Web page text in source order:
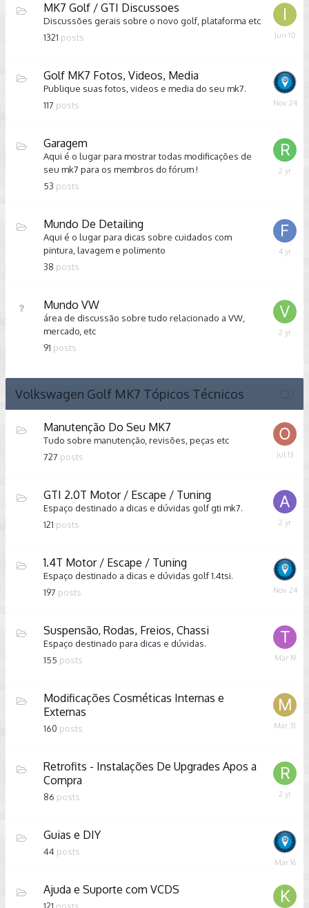
MK7 Golf / GTI Discussoes
Discussões gerais sobre o novo golf, plataforma etc
1321 posts
June
Golf MK7 Fotos, Videos, Media
Publique suas fotos, videos e media do seu mk7.
117 posts
Garagem
Aqui é o lugar para mostrar todas modificações de
seu mk7 para os membros do fórum !
53 posts
Mundo De Detailing
Aqui é o lugar para dicas sobre cuidados com
pintura, lavagem e polimento
38 posts
June
Mundo VW
área de discussão sobre tudo relacionado a VW,
mercado, etc
91 posts
Volkswagen Golf MK7 Tópicos Técnicos
Manutenção Do Seu MK7
Tudo sobre manutenção, revisões, peças etc
727 posts
July
GTI 2.0T Motor / Escape / Tuning
Espaço destinado a dicas e dúvidas golf gti mk7.
121 posts
February
1.4T Motor / Escape / Tuning
Espaço destinado a dicas e dúvidas golf 1.4tsi.
197 posts
Suspensão, Rodas, Freios, Chassi
Espaço destinado para dicas e dúvidas.
155 posts
March
Modificações Cosméticas Internas e
Externas
160 posts
March
Retrofits - Instalações De Upgrades Apos a
Compra
86 posts
May
Guias e DIY
44 posts
March
Ajuda e Suporte com VCDS